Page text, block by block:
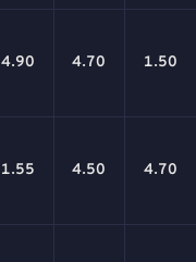
4.90 4.70 1.50
1.55 4.50 4.70